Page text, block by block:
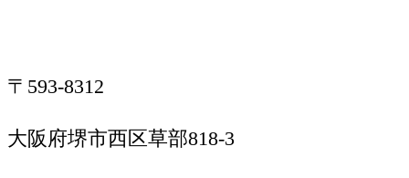
〒593-8312
大阪府堺市西区草部818-3